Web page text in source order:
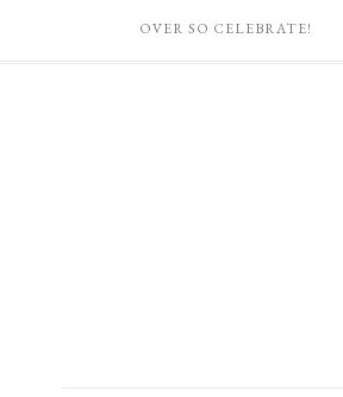
OVER SO CELEBRATE!